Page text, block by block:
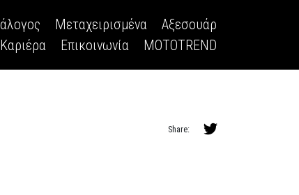
Μεταχειρισμένα
Αξεσουάρ
Καριέρα Επικοινωνία MOTOTREND
Share: